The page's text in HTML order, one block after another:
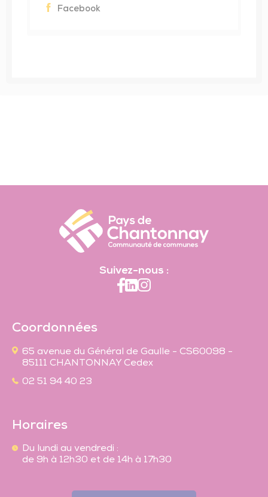
Facebook
Suivez-nous :
Coordonnées
65 avenue du Général de Gaulle - CS60098 -
85111 CHANTONNAY Cedex
02 51 94 40 23
Horaires
Du lundi au vendredi :
de 9h à 12h30 et de 14h à 17h30